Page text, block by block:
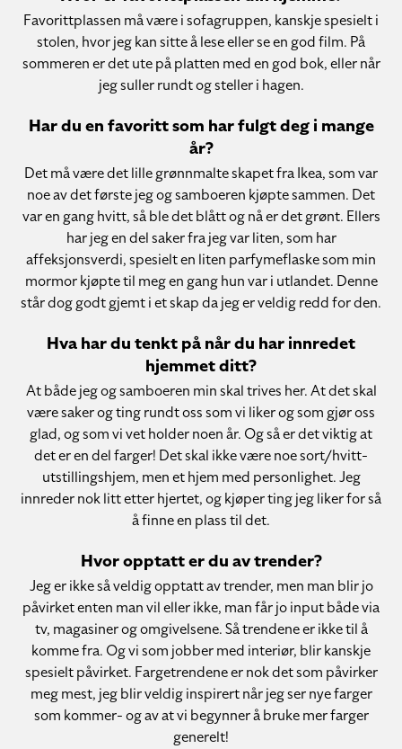
Favorittplassen må være i sofagruppen, kanskje spesielt i
stolen, hvor jeg kan sitte å lese eller se en god film. På
sommeren er det ute på platten med en god bok, eller når
jeg suller rundt og steller i hagen.
Har du en favoritt som har fulgt deg i mange
år?
Det må være det lille grønnmalte skapet fra Ikea, som var
noe av det første jeg og samboeren kjøpte sammen. Det
var en gang hvitt, så ble det blått og nå er det grønt. Ellers
har jeg en del saker fra jeg var liten, som har
affeksjonsverdi, spesielt en liten parfymeflaske som min
mormor kjøpte til meg en gang hun var i utlandet. Denne
står dog godt gjemt i et skap da jeg er veldig redd for den.
Hva har du tenkt på når du har innredet
hjemmet ditt?
At både jeg og samboeren min skal trives her. At det skal
være saker og ting rundt oss som vi liker og som gjør oss
glad, og som vi vet holder noen år. Og så er det viktig at
det er en del farger! Det skal ikke være noe sort/hvitt-
utstillingshjem, men et hjem med personlighet. Jeg
innreder nok litt etter hjertet, og kjøper ting jeg liker for så
å finne en plass til det.
Hvor opptatt er du av trender?
Jeg er ikke så veldig opptatt av trender, men man blir jo
påvirket enten man vil eller ikke, man får jo input både via
tv, magasiner og omgivelsene. Så trendene er ikke til å
komme fra. Og vi som jobber med interiør, blir kanskje
spesielt påvirket. Fargetrendene er nok det som påvirker
meg mest, jeg blir veldig inspirert når jeg ser nye farger
som kommer- og av at vi begynner å bruke mer farger
generelt!